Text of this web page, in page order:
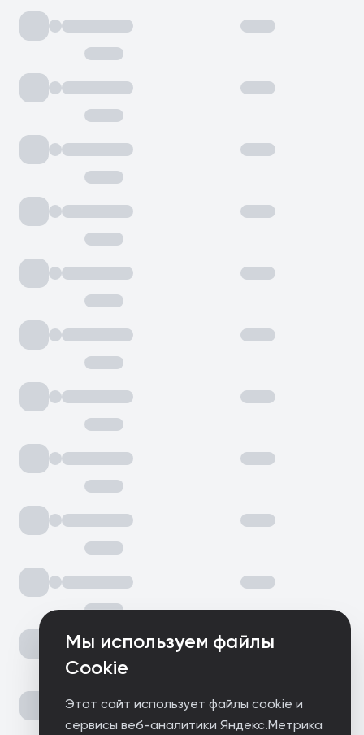
Мы используем файлы
Cookie
Этот сайт использует файлы cookie и
сервисы веб-аналитики Яндекс.Метрика